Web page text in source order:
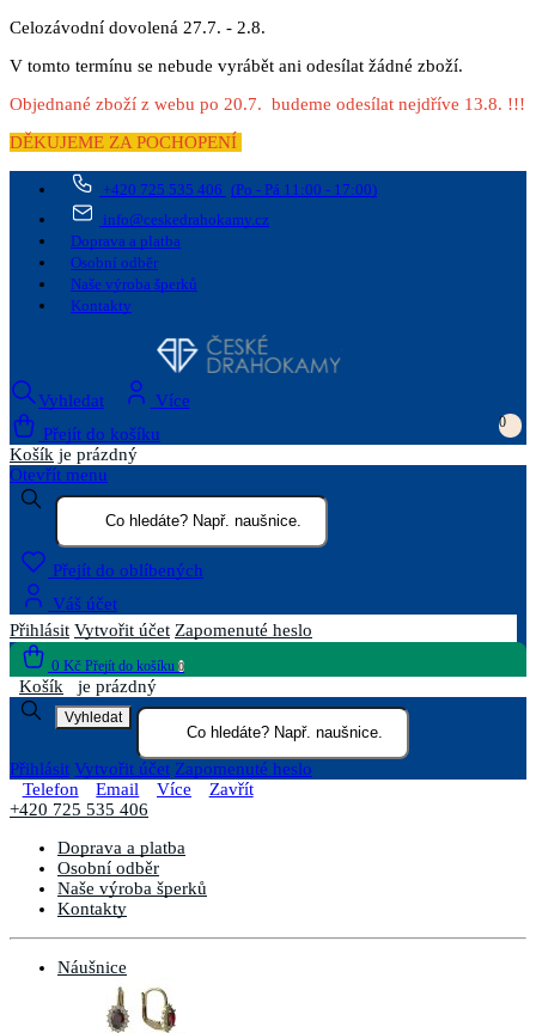
Celozávodní dovolená 27.7. - 2.8.
V tomto termínu se nebude vyrábět ani odesílat žádné zboží.
Objednané zboží z webu po 20.7. budeme odesílat nejdříve 13.8. !!!
DĚKUJEME ZA POCHOPENÍ
+420 725 535 406 (Po - Pá 11:00 - 17:00)
info@ceskedrahokamy.cz
Doprava a platba
Osobní odběr
Naše výroba šperků
Kontakty
Vyhledat
Více
Přejít do košíku
0
Košík je prázdný
Otevřít menu
Přejít do oblíbených
Váš účet
Přihlásit Vytvořit účet Zapomenuté heslo
0 Kč Přejít do košíku 0
Košík je prázdný
Vyhledat
Přihlásit Vytvořit účet Zapomenuté heslo
Telefon
Email Více
Zavřít
+420 725 535 406
Doprava a platba
Osobní odběr
Naše výroba šperků
Kontakty
Náušnice